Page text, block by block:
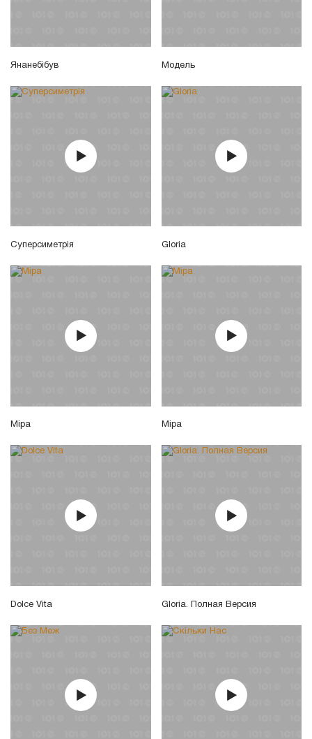
Янанебібув Модель
Суперсиметрія Gloria
Міра Мiра
Dolce Vita Gloria. Полная Версия